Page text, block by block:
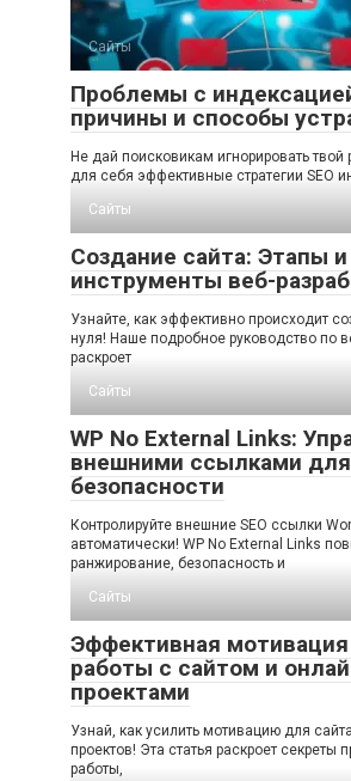
Сайты
Проблемы с
причины и способы
Не дай поисковикам игнорировать твой
для себя эффективные стратегии SEO
Сайты
Создание сайта: Этапы и
инструменты веб-
Узнайте, как эффективно происходит
нуля! Наше подробное руководство по
раскроет
Сайты
WP No External Links:
внешними ссылками для
безопасности
Контролируйте внешние SEO ссылки
автоматически! WP No External Links
ранжирование, безопасность и
Сайты
Эффективная
работы с сайтом и
проектами
Узнай, как усилить мотивацию для
проектов! Эта статья раскроет секреты
работы,